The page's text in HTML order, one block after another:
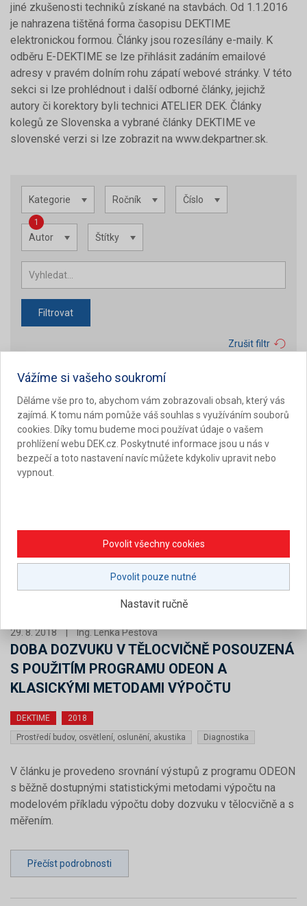
jiné zkušenosti techniků získané na stavbách. Od 1.1.2016
je nahrazena tištěná forma časopisu DEKTIME
elektronickou formou. Články jsou rozesílány e-maily. K
odběru E-DEKTIME se lze přihlásit zadáním emailové
adresy v pravém dolním rohu zápatí webové stránky. V této
sekci si lze prohlédnout i další odborné články, jejichž
autory či korektory byli technici ATELIER DEK. Články
kolegů ze Slovenska a vybrané články DEKTIME ve
slovenské verzi si lze zobrazit na www.dekpartner.sk.
Kategorie Ročník Číslo
1
Autor Štítky
Filtrovat
Zrušit filtr
29. 8. 2018 | Ing. Lenka Peštová
DOBA DOZVUKU V TĚLOCVIČNĚ POSOUZENÁ
S POUŽITÍM PROGRAMU ODEON A
KLASICKÝMI METODAMI VÝPOČTU
DEKTIME
2018
Prostředí budov, osvětlení, oslunění, akustika
Diagnostika
V článku je provedeno srovnání výstupů z programu ODEON
s běžně dostupnými statistickými metodami výpočtu na
modelovém příkladu výpočtu doby dozvuku v tělocvičně a s
měřením.
Přečíst podrobnosti
Vážíme si vašeho soukromí
Děláme vše pro to, abychom vám zobrazovali obsah, který vás
zajímá. K tomu nám pomůže váš souhlas s využíváním souborů
cookies. Díky tomu budeme moci používat údaje o vašem
prohlížení webu DEK.cz. Poskytnuté informace jsou u nás v
bezpečí a toto nastavení navíc můžete kdykoliv upravit nebo
vypnout.
Povolit všechny cookies
Povolit pouze nutné
Nastavit ručně